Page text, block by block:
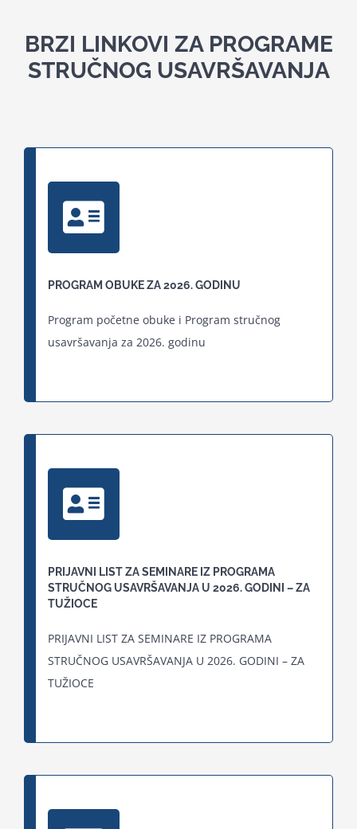
BRZI LINKOVI ZA PROGRAME
STRUČNOG USAVRŠAVANJA
PROGRAM OBUKE ZA 2026. GODINU
Program početne obuke i Program stručnog
usavršavanja za 2026. godinu
PRIJAVNI LIST ZA SEMINARE IZ PROGRAMA
STRUČNOG USAVRŠAVANJA U 2026. GODINI – ZA
TUŽIOCE
PRIJAVNI LIST ZA SEMINARE IZ PROGRAMA
STRUČNOG USAVRŠAVANJA U 2026. GODINI – ZA
TUŽIOCE